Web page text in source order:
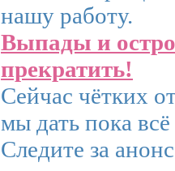
нашу работу.
Выпады и
прекратить!
Сейчас чётких
мы дать пока
Следите за